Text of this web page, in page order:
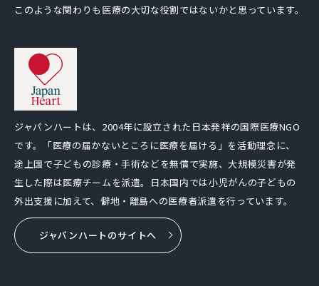
このような関わりも医療の大切な役割ではないかと思っています。
ジャパンハートは、2004年に設立された日本発祥の国際医療NGO
です。「医療の届かないところに医療を届ける」を活動理念に、
途上国で子どもの診療・手術などを無償で実施、大規模災害が発
生した際は医療チームを派遣。日本国内では小児がんの子どもの
外出支援に加えて、僻地・離島への医療者派遣を行っています。
ジャパンハートのサイトへ